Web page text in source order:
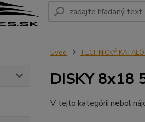
Úvod TECHNICKÝ
DISKY 8x18
V tejto kategórii nebol